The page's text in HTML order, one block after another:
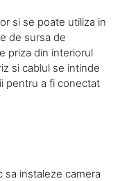
si se poate utiliza in
de sursa de
priza din interiorul
si cablul se intinde
pentru a fi conectat
sa instaleze camera